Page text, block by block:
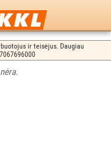
ir teisėjus. Daugiau